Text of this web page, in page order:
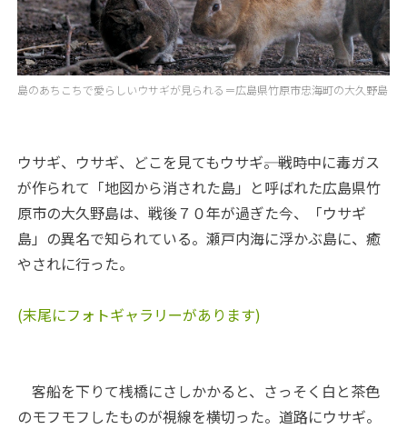
島のあちこちで愛らしいウサギが見られる＝広島県竹原市忠海町の大久野島
ウサギ、ウサギ、どこを見てもウサギ――。戦時中に毒ガス
が作られて「地図から消された島」と呼ばれた広島県竹
原市の大久野島は、戦後７０年が過ぎた今、「ウサギ
島」の異名で知られている。瀬戸内海に浮かぶ島に、癒
やされに行った。
(末尾にフォトギャラリーがあります)
客船を下りて桟橋にさしかかると、さっそく白と茶色
のモフモフしたものが視線を横切った。道路にウサギ。